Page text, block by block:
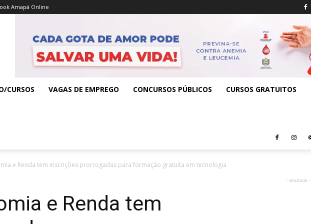
Amapá Online
CURSOS VAGAS DE EMPREGO CONCURSOS PÚBLICOS CURSOS GRATUITOS
e Renda tem inscrições prorrogadas para formação gratuita em tecnologia
e Renda tem
- anuncio -